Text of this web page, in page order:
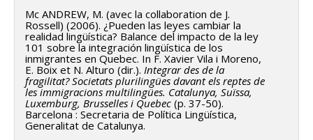
Mc ANDREW, M. (avec la collaboration de J.
Rossell) (2006). ¿Pueden las leyes cambiar la
realidad lingüística? Balance del impacto de la ley
101 sobre la integración lingüística de los
inmigrantes en Quebec. In F. Xavier Vila i Moreno,
E. Boix et N. Alturo (dir.). Integrar des de la
fragilitat? Societats plurilingües davant els reptes de
les immigracions multilingües. Catalunya, Suïssa,
Luxemburg, Brusselles i Quebec (p. 37-50).
Barcelona : Secretaria de Política Lingüística,
Generalitat de Catalunya.